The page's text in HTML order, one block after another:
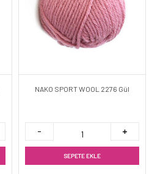
NAKO SPORT WOOL 2276 Gül
SEPETE EKLE